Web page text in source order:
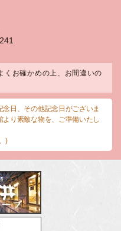
お確かめの上、お間違いの
日、その他記念日がございま
り素敵な物を、ご準備いたし
)